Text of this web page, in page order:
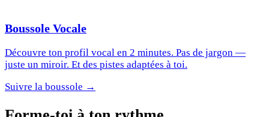
Boussole Vocale
Découvre ton profil vocal en 2 minutes. Pas de jargon —
juste un miroir. Et des pistes adaptées à toi.
Suivre la boussole →